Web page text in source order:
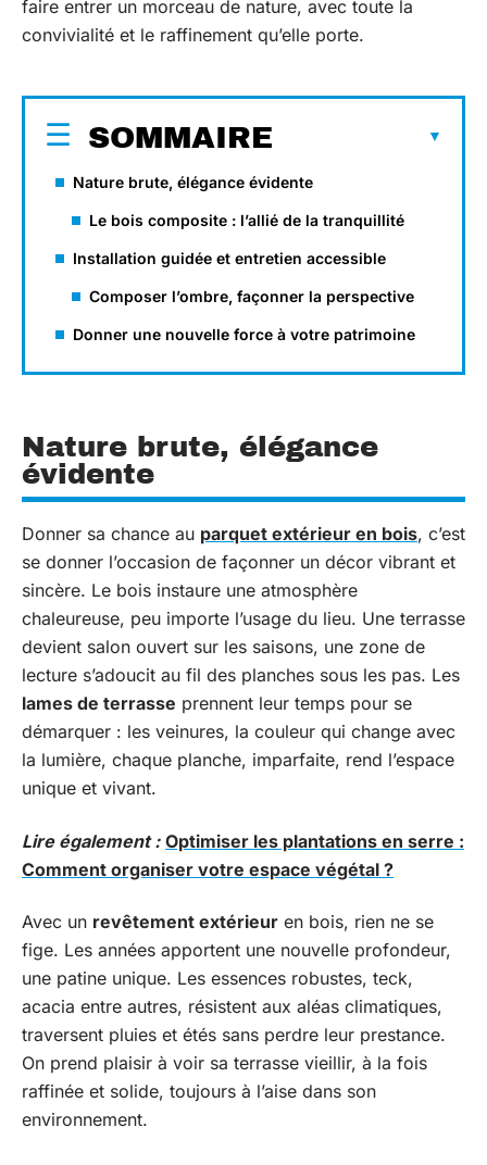
faire entrer un morceau de nature, avec toute la
convivialité et le raffinement qu’elle porte.
SOMMAIRE
Nature brute, élégance évidente
Le bois composite : l’allié de la tranquillité
Installation guidée et entretien accessible
Composer l’ombre, façonner la perspective
Donner une nouvelle force à votre patrimoine
Nature brute, élégance
évidente
Donner sa chance au parquet extérieur en bois, c’est
se donner l’occasion de façonner un décor vibrant et
sincère. Le bois instaure une atmosphère
chaleureuse, peu importe l’usage du lieu. Une terrasse
devient salon ouvert sur les saisons, une zone de
lecture s’adoucit au fil des planches sous les pas. Les
lames de terrasse prennent leur temps pour se
démarquer : les veinures, la couleur qui change avec
la lumière, chaque planche, imparfaite, rend l’espace
unique et vivant.
Lire également : Optimiser les plantations en serre :
Comment organiser votre espace végétal ?
Avec un revêtement extérieur en bois, rien ne se
fige. Les années apportent une nouvelle profondeur,
une patine unique. Les essences robustes, teck,
acacia entre autres, résistent aux aléas climatiques,
traversent pluies et étés sans perdre leur prestance.
On prend plaisir à voir sa terrasse vieillir, à la fois
raffinée et solide, toujours à l’aise dans son
environnement.